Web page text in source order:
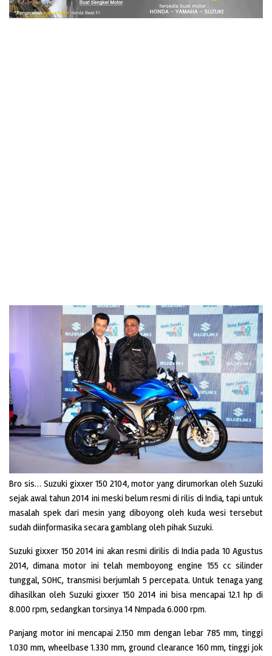
Bro sis… Suzuki gixxer 150 2104, motor yang dirumorkan oleh Suzuki
sejak awal tahun 2014 ini meski belum resmi di rilis di India, tapi untuk
masalah spek dari mesin yang diboyong oleh kuda wesi tersebut
sudah diinformasika secara gamblang oleh pihak Suzuki.
Suzuki gixxer 150 2014 ini akan resmi dirilis di India pada 10 Agustus
2014, dimana motor ini telah memboyong engine 155 cc silinder
tunggal, SOHC, transmisi berjumlah 5 percepata. Untuk tenaga yang
dihasilkan oleh Suzuki gixxer 150 2014 ini bisa mencapai 12.1 hp di
8.000 rpm, sedangkan torsinya 14 Nmpada 6.000 rpm.
Panjang motor ini mencapai 2.150 mm dengan lebar 785 mm, tinggi
1.030 mm, wheelbase 1.330 mm, ground clearance 160 mm, tinggi jok